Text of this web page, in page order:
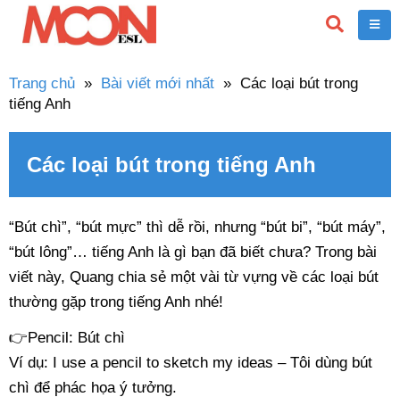
Trang chủ » Bài viết mới nhất » Các loại bút trong
tiếng Anh
Các loại bút trong tiếng Anh
“Bút chì”, “bút mực” thì dễ rồi, nhưng “bút bi”, “bút máy”,
“bút lông”… tiếng Anh là gì bạn đã biết chưa? Trong bài
viết này, Quang chia sẻ một vài từ vựng về các loại bút
thường gặp trong tiếng Anh nhé!
👉Pencil: Bút chì
Ví dụ: I use a pencil to sketch my ideas – Tôi dùng bút
chì để phác họa ý tưởng.